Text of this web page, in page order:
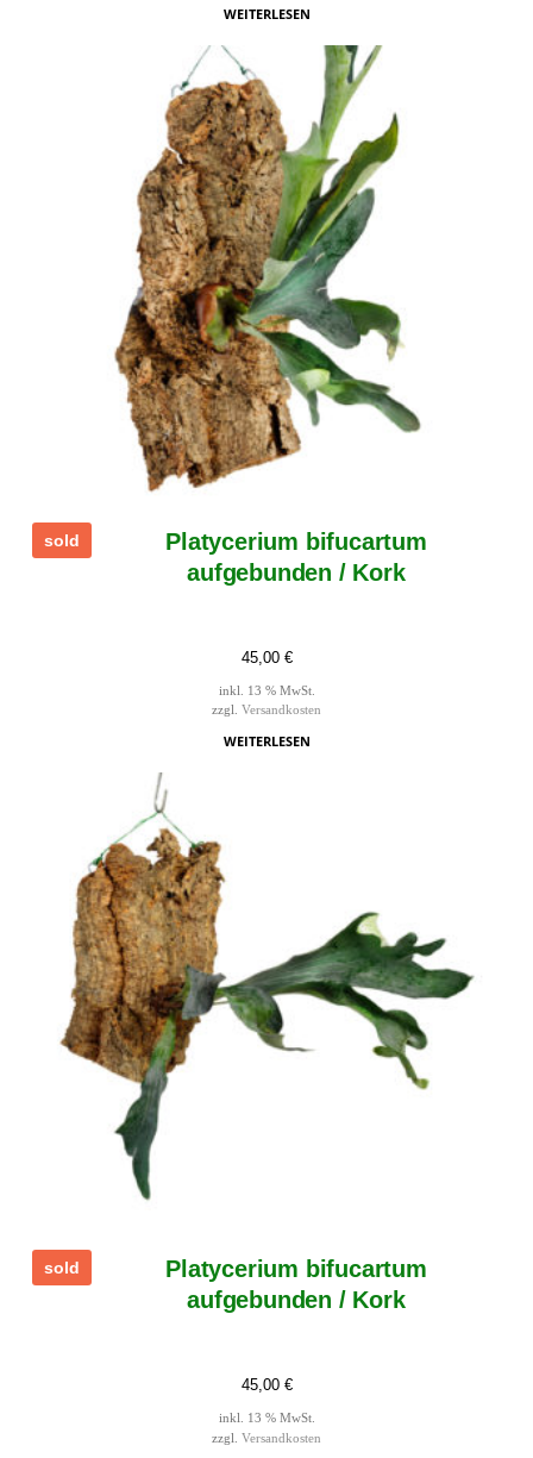
WEITERLESEN
sold
Platycerium bifucartum
aufgebunden / Kork
45,00 €
inkl. 13 % MwSt.
zzgl. Versandkosten
WEITERLESEN
sold
Platycerium bifucartum
aufgebunden / Kork
45,00 €
inkl. 13 % MwSt.
zzgl. Versandkosten